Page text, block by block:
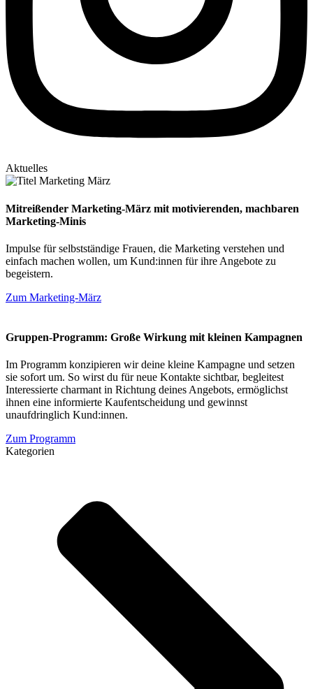
Aktuelles
Mitreißender Marketing-März mit motivierenden, machbaren
Marketing-Minis
Impulse für selbstständige Frauen, die Marketing verstehen und
einfach machen wollen, um Kund:innen für ihre Angebote zu
begeistern.
Zum Marketing-März
Gruppen-Programm: Große Wirkung mit kleinen Kampagnen
Im Programm konzipieren wir deine kleine Kampagne und setzen
sie sofort um. So wirst du für neue Kontakte sichtbar, begleitest
Interessierte charmant in Richtung deines Angebots, ermöglichst
ihnen eine informierte Kaufentscheidung und gewinnst
unaufdringlich Kund:innen.
Zum Programm
Kategorien